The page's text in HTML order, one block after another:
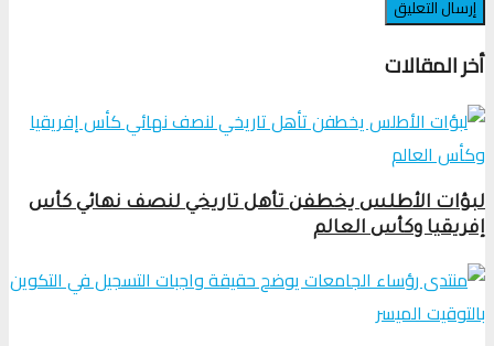
أخر المقالات
لبؤات الأطلس يخطفن تأهل تاريخي لنصف نهائي كأس
إفريقيا وكأس العالم